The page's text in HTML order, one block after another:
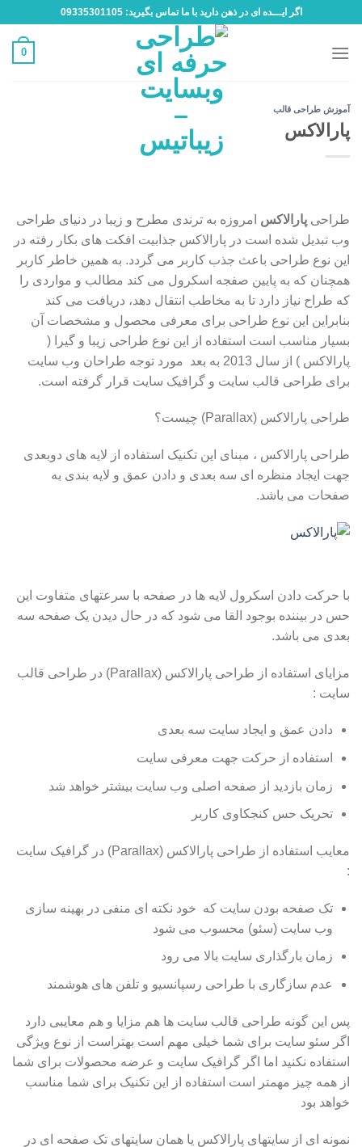
content
اگر ایـــده ای در ذهن دارید با ما تماس بگیرید: 09335301105
0
آموزش طراحی قالب
پارالاکس
طراحی پارالاکس امروزه به ترندی مطرح و زیبا در دنیای طراحی
وب تبدیل شده است در پارالاکس جذابیت افکت های بکار رفته در
این نوع طراحی باعث جذب کاربر می گردد. به همین خاطر کاربر
همچنان که به پایین صفجه اسکرول می کند مطالب و مواردی را
که طراح نیاز دارد تا به مخاطب انتقال دهد، دریافت می کند
بنابراین این نوع طراحی برای معرفی محصول و مشخصات آن
بسیار مناسب است استفاده از این نوع طراحی زیبا و گیرا (
پارالاکس ) از سال 2013 به بعد مورد توجه طراحان وب سایت
برای طراحی قالب سایت و گرافیک سایت قرار گرفته است.
طراحی پارالاکس (Parallax) چیست؟
طراحی پارالاکس ، مبنای این تکنیک استفاده از لایه های دوبعدی
جهت ایجاد منظره ای سه بعدی و دادن عمق و لایه بندی به
صفحات می باشد.
با حرکت دادن اسکرول لایه ها در صفحه با سرعتهای متفاوت این
حس در بیننده بوجود القا می شود که در حال دیدن یک صفحه سه
بعدی می باشد.
مزایای استفاده از طراحی پارالاکس (Parallax) در طراحی قالب
سایت :
دادن عمق و ایجاد سایت سه بعدی
استفاده از حرکت جهت معرفی سایت
زمان بازدید از صفحه اصلی وب سایت بیشتر خواهد شد
تحریک حس کنجکاوی کاربر
معایب استفاده از طراحی پارالاکس (Parallax) در گرافیک سایت
:
تک صفحه بودن سایت که خود نکته ای منفی در بهینه سازی
وب سایت (سئو) محسوب می شود
زمان بارگذاری سایت بالا می رود
عدم سازگاری با طراحی رسپانسیو و تلفن های هوشمند
پس این گونه طراحی قالب سایت ها هم مزایا و هم معایبی دارد
اگر سئو سایت برای شما خیلی مهم است بهتراست از نوع ویژگی
استفاده نکنید اما اگر گرافیک سایت و عرضه محصولات برای شما
از همه چیز مهمتر است استفاده از این تکنیک برای شما مناسب
خواهد بود
نمونه ای از سایتهای پارالاکس یا همان سایتهای تک صفحه ای در